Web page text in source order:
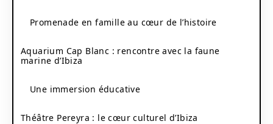
Promenade en famille au cœur de l’histoire
Aquarium Cap Blanc : rencontre avec la faune
marine d’Ibiza
Une immersion éducative
Théâtre Pereyra : le cœur culturel d’Ibiza